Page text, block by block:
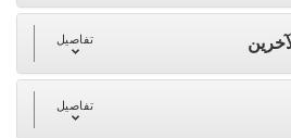
تفاصيل
تفاصيل